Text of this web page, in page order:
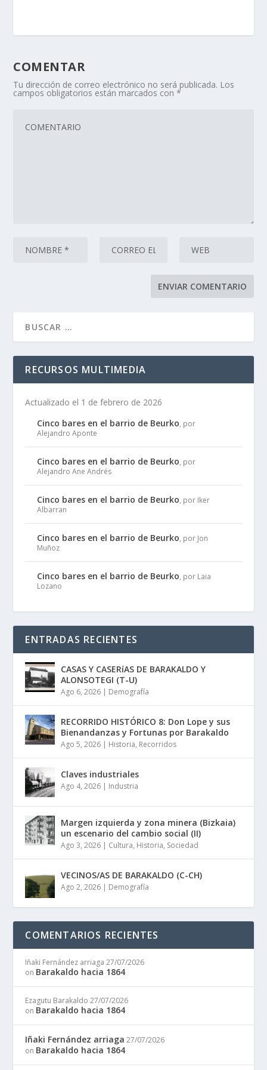
COMENTAR
Tu dirección de correo electrónico no será publicada. Los
campos obligatorios están marcados con*
RECURSOS MULTIMEDIA
Actualizado el 1 de febrero de 2026
Cinco bares en el barrio de Beurko, por
Alejandro Aponte
Cinco bares en el barrio de Beurko, por
Alejandro Ane Andrés
Cinco bares en el barrio de Beurko, por Iker
Albarran
Cinco bares en el barrio de Beurko, por Jon
Muñoz
Cinco bares en el barrio de Beurko, por Laia
Lozano
ENTRADAS RECIENTES
CASAS Y CASERíAS DE BARAKALDO Y
ALONSOTEGI (T-U)
Ago 6, 2026 | Demografía
RECORRIDO HISTÓRICO 8: Don Lope y sus
Bienandanzas y Fortunas por Barakaldo
Ago 5, 2026 | Historia, Recorridos
Claves industriales
Ago 4, 2026 | Industria
Margen izquierda y zona minera (Bizkaia)
un escenario del cambio social (II)
Ago 3, 2026 | Cultura, Historia, Sociedad
VECINOS/AS DE BARAKALDO (C-CH)
Ago 2, 2026 | Demografía
COMENTARIOS RECIENTES
Iñaki Fernández arriaga 27/07/2026
on Barakaldo hacia 1864
Ezagutu Barakaldo 27/07/2026
on Barakaldo hacia 1864
Iñaki Fernández arriaga 27/07/2026
on Barakaldo hacia 1864